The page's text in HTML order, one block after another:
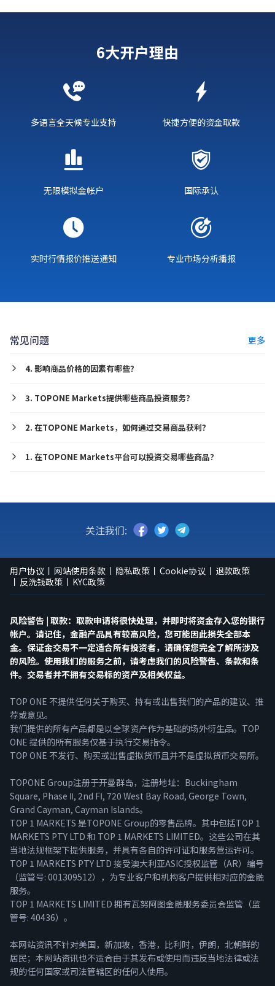
6大开户理由
多语言全天候专业支持 快捷方便的资金取款
无限模拟金帐户 国际承认
实时行情报价推送通知 专业市场分析播报
常见问题 更多
4. 影响商品价格的因素有哪些？
3. TOPONE Markets提供哪些商品投资服务？
2. 在TOPONE Markets，如何通过交易商品获利？
1. 在TOPONE Markets平台可以投资交易哪些商品？
关注我们:
用户协议 网站使用条款 隐私政策 Cookie协议
退款政策
反洗钱政策
KYC政策
风险警告 | 取款：取款申请将很快处理，并即时将资金存入您的银行
帐户。请记住，金融产品具有较高风险，您可能因此损失全部本
金。保证金交易不一定适合所有投资者，请确保您完全了解所涉及
的风险。使用我们的服务之前，请考虑我们的风险警告、条款和条
件。交易者并不拥有交易标的资产及相关权益。
TOP ONE 不提供任何关于购买、持有或出售我们的产品的建议、推
荐或意见。
我们提供的所有产品都是以全球资产作为基础的场外衍生品。TOP
ONE 提供的所有服务仅基于执行交易指令。
TOP ONE 不发行、购买或出售虚拟货币且并不是虚拟货币交易所。
TOPONE Group注册于开曼群岛，注册地址：Buckingham
Square, Phase Ⅱ, 2nd FⅠ, 720 West Bay Road, George Town,
Grand Cayman, Cayman Islands。
TOP 1 MARKETS 是TOPONE Group的零售品牌。其中包括TOP 1
MARKETS PTY LTD 和 TOP 1 MARKETS LIMITED。这些公司在其
当地法规框架下提供服务，并具有各自的许可证和服务营运许可。
TOP 1 MARKETS PTY LTD 接受澳大利亚ASIC授权监管（AR）编号
（监管号: 001309512），为专业客户和机构客户提供相对应的金融
服务。
TOP 1 MARKETS LIMITED 拥有瓦努阿图金融服务委员会监管（监
管号: 40436）。
本网站资讯不针对美国，新加坡，香港，比利时，伊朗，北朝鲜的
居民；本网站资讯也不适合由于其发布或使用而违反当地法律或法
规的任何国家或司法管辖区的任何人使用。